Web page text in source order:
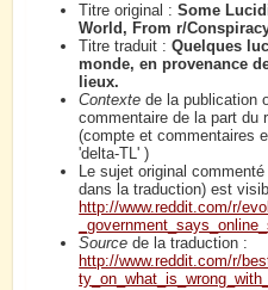
Titre original :Some
World, From r/
Titre traduit :Quelques
monde, en provenance
lieux.
Contextede la publication
commentaire de la part du
(compte et commentaires
'delta-TL' )
Le sujet original
dans la traduction) est
http://www.reddit.com/r/
Sourcede la traduction :
http://www.reddit.com/r/